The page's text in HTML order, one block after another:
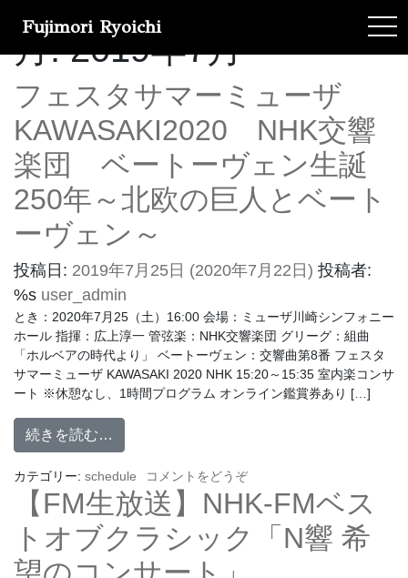
Fujimori Ryoichi
月:2019年7月
フェスタサマーミューザ
KAWASAKI2020 NHK交響
楽団 ベートーヴェン生誕
250年～北欧の巨人とベート
ーヴェン～
投稿日: 2019年7月25日 (2020年7月22日) 投稿者:
%s user_admin
とき：2020年7月25（土）16:00 会場：ミューザ川崎シンフォニー
ホール 指揮：広上淳一 管弦楽：NHK交響楽団 グリーグ：組曲
「ホルベアの時代より」 ベートーヴェン：交響曲第8番 フェスタ
サマーミューザ KAWASAKI 2020 NHK 15:20～15:35 室内楽コンサ
ート ※休憩なし、1時間プログラム オンライン鑑賞券あり […]
続きを読む…
カテゴリー: schedule コメントをどうぞ
【FM生放送】NHK-FMベス
トオブクラシック「N響 希